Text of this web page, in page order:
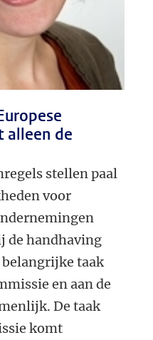
alleen de
stellen paal
voor
de handhaving
belangrijke taak
en aan de
De taak
komt